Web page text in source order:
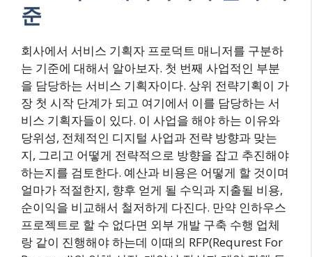
준
회사에서 서비스 기획자 프로덕트 매니저를 구분하
는 기준에 대해서 알아보자. 첫 번째 사업적인 부분
을 담당하는 서비스 기획자이다. 상위 전략기획이 가
장 첫 시작 단계가 되고 여기에서 이를 담당하는 서
비스 기획자들이 있다. 이 사업을 해야 하는 이유와
당위성, 전체적인 디지털 사업과 전략 방향과 맞는
지, 그리고 어떻게 전략적으로 방향을 잡고 추진해야
하는지를 검토한다. 예산과 비용은 어떻게 할 것이며
얼마가 적절한지, 향후 얻게 될 수익과 지출될 비용,
순이익을 비교해서 철저하게 다진다. 만약 인하우스
프로젝트로 할 수 없다면 외부 개발 구축 수행 업체
랑 같이 진행해야 하는데 이때의 RFP(Requrest For